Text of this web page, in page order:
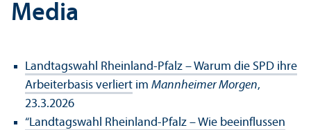
Media
Landtagswahl Rheinland-Pfalz – Warum die SPD ihre
Arbeiterbasis verliert im Mannheimer Morgen,
23.3.2026
“Landtagswahl Rheinland-Pfalz – Wie beeinflussen